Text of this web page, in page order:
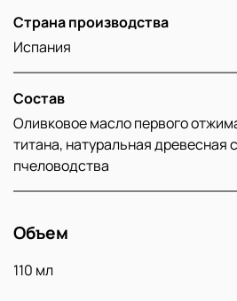
Страна производства
Испания
Состав
Оливковое масло первого
титана, натуральная древесная
пчеловодства
Объем
110 мл